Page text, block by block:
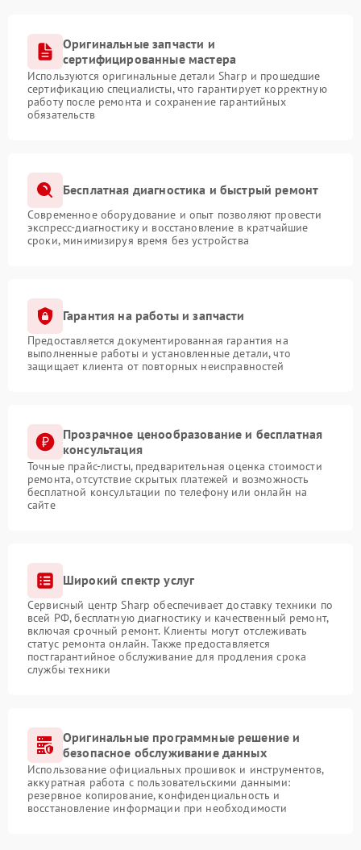
Оригинальные запчасти и
сертифицированные мастера
Используются оригинальные детали Sharp и прошедшие
сертификацию специалисты, что гарантирует корректную
работу после ремонта и сохранение гарантийных
обязательств
Бесплатная диагностика и быстрый ремонт
Современное оборудование и опыт позволяют провести
экспресс-диагностику и восстановление в кратчайшие
сроки, минимизируя время без устройства
Гарантия на работы и запчасти
Предоставляется документированная гарантия на
выполненные работы и установленные детали, что
защищает клиента от повторных неисправностей
Прозрачное ценообразование и бесплатная
консультация
Точные прайс-листы, предварительная оценка стоимости
ремонта, отсутствие скрытых платежей и возможность
бесплатной консультации по телефону или онлайн на
сайте
Широкий спектр услуг
Сервисный центр Sharp обеспечивает доставку техники по
всей РФ, бесплатную диагностику и качественный ремонт,
включая срочный ремонт. Клиенты могут отслеживать
статус ремонта онлайн. Также предоставляется
постгарантийное обслуживание для продления срока
службы техники
Оригинальные программные решение и
безопасное обслуживание данных
Использование официальных прошивок и инструментов,
аккуратная работа с пользовательскими данными:
резервное копирование, конфиденциальность и
восстановление информации при необходимости